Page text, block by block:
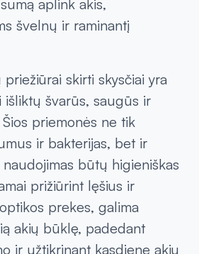
aplink akis,
švelnų ir raminantį
skirti skysčiai yra
išliktų švarūs, saugūs ir
priemonės ne tik
ir bakterijas, bet ir
būtų higieniškas
prižiūrint lęšius ir
prekes, galima
akių būklę, padedant
ir užtikrinant kasdienę akių